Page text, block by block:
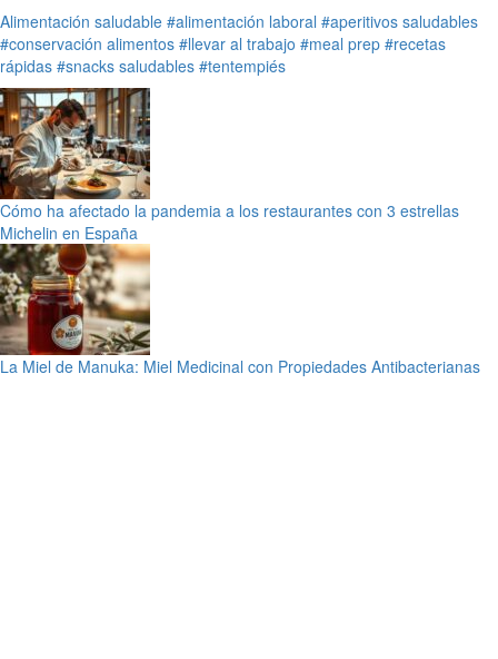
Alimentación saludable #alimentación laboral #aperitivos saludables
#conservación alimentos #llevar al trabajo #meal prep #recetas
rápidas #snacks saludables #tentempiés
Cómo ha afectado la pandemia a los restaurantes con 3 estrellas
Michelin en España
La Miel de Manuka: Miel Medicinal con Propiedades Antibacterianas